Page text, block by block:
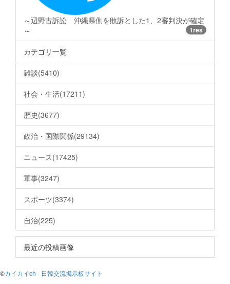
～辺野古訴訟 沖縄県側を敗訴とした1、2審判決が確定
～
1res
カテゴリ一覧
雑談(5410)
社会・生活(17211)
歴史(3677)
政治・国際関係(29134)
ニュース(17425)
軍事(3247)
スポーツ(3374)
自治(225)
最近の投稿画像
©カイカイch - 日韓交流掲示板サイト